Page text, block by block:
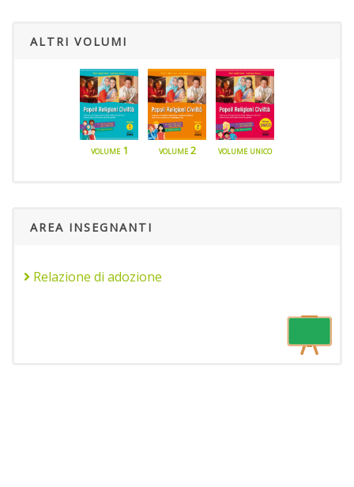
ALTRI VOLUMI
volume 1 volume 2 volume unico
AREA INSEGNANTI
Relazione di adozione